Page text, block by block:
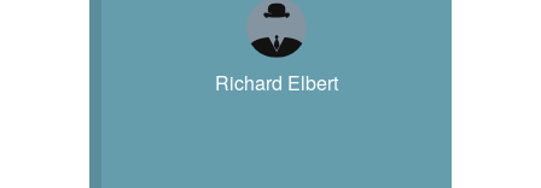
Richard Elbert